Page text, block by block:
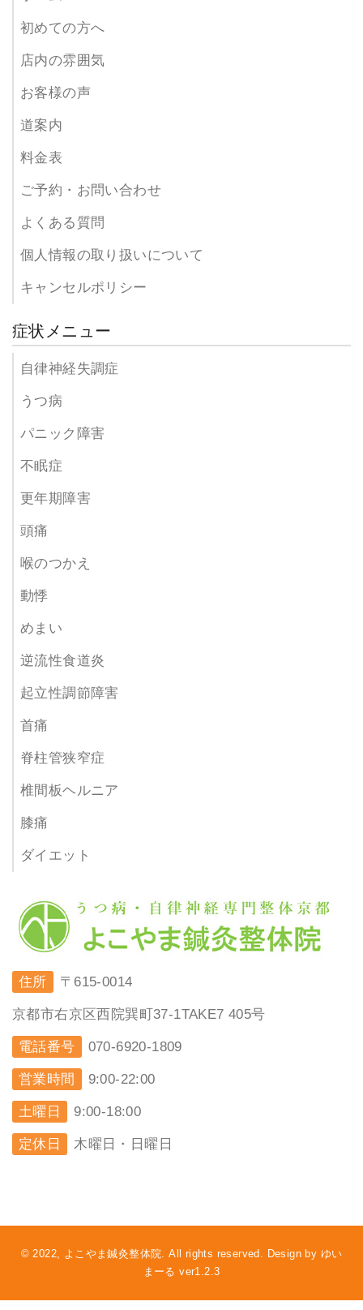
初めての方へ
店内の雰囲気
お客様の声
道案内
料金表
ご予約・お問い合わせ
よくある質問
個人情報の取り扱いについて
キャンセルポリシー
症状メニュー
自律神経失調症
うつ病
パニック障害
不眠症
更年期障害
頭痛
喉のつかえ
動悸
めまい
逆流性食道炎
起立性調節障害
首痛
脊柱管狭窄症
椎間板ヘルニア
膝痛
ダイエット
住所 〒615-0014
京都市右京区西院巽町37-1TAKE7 405号
電話番号 070-6920-1809
営業時間 9:00-22:00
土曜日 9:00-18:00
定休日 木曜日・日曜日
© 2022, よこやま鍼灸整体院. All rights reserved. Design by ゆい
まーる ver1.2.3